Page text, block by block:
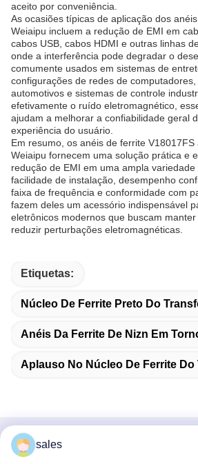
aceito por conveniência.
As ocasiões típicas de aplicação dos
Weiaipu incluem a redução de EMI em
cabos USB, cabos HDMI e outras linhas
onde a interferência pode degradar o
comumente usados ​​em sistemas de
configurações de redes de
automotivos e sistemas de controle
efetivamente o ruído eletromagnético,
ajudam a melhorar a confiabilidade geral
experiência do usuário.
Em resumo, os anéis de ferrite
Weiaipu fornecem uma solução prática e
redução de EMI em uma ampla
facilidade de instalação, desempenho
faixa de frequência e conformidade com
fazem deles um acessório indispensável
eletrônicos modernos que buscam
reduzir perturbações eletromagnéticas.
Etiquetas:
Núcleo De Ferrite Preto Do
Anéis Da Ferrite De Nizn Em
Aplauso No Núcleo De Ferrite
Contato rápido
sales